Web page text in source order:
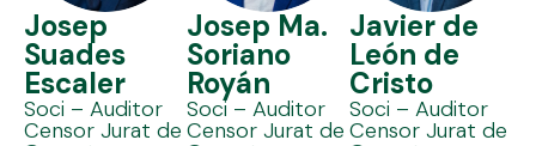
Josep
Suades
Escaler
Soci – Auditor
Censor Jurat de
Josep Ma.
Soriano
Royán
Soci – Auditor
Censor Jurat de
Javier de
León de
Cristo
Soci – Auditor
Censor Jurat de